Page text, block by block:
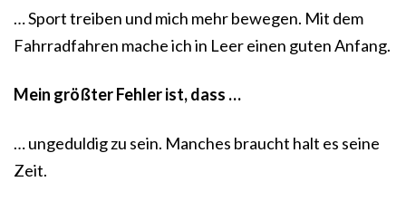
… Sport treiben und mich mehr bewegen. Mit dem
Fahrradfahren mache ich in Leer einen guten Anfang.
Mein größter Fehler ist, dass …
… ungeduldig zu sein. Manches braucht halt es seine
Zeit.